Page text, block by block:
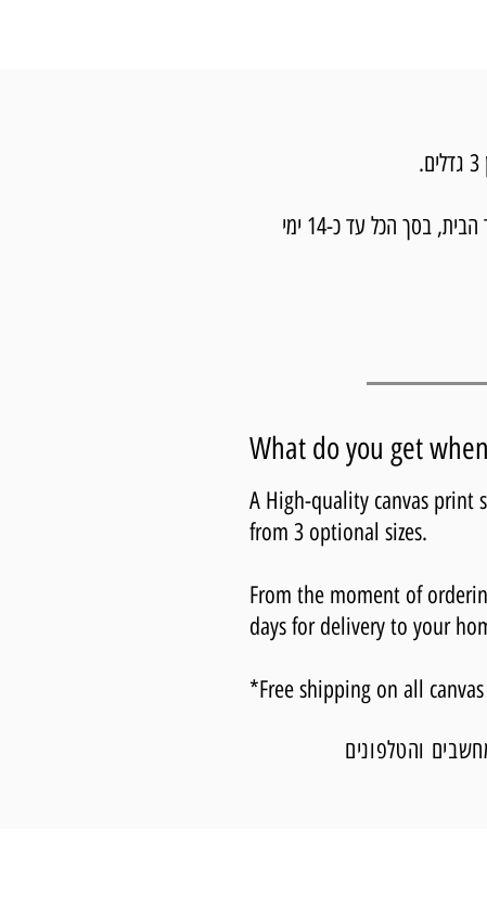
מרגע ההזמנה לוקח עד 7 ימי עסקים להכין את התמונה ועד 7 ימי עסקים נוספים למשלוח עם שליח עד הבית, בסך הכל עד כ-14 ימי
What do you get
A High-quality canvas print
from 3 optional sizes.
From the moment of
days for delivery to your
*Free shipping on all
והטלפונים